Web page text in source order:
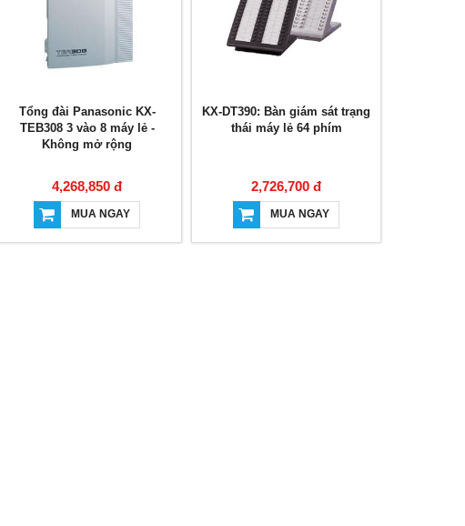
Tổng đài Panasonic KX-
TEB308 3 vào 8 máy lẻ -
Không mở rộng
4,268,850 đ
MUA NGAY
KX-DT390: Bàn giám sát trạng
thái máy lẻ 64 phím
2,726,700 đ
MUA NGAY